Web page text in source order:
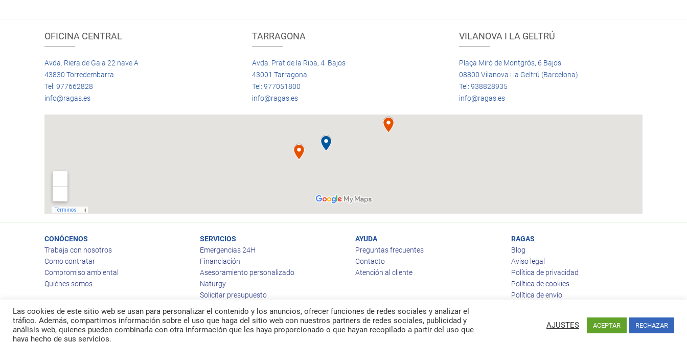
OFICINA CENTRAL
Avda. Riera de Gaia 22 nave A
43830 Torredembarra
Tel: 977662828
info@ragas.es
TARRAGONA
Avda. Prat de la Riba, 4 Bajos
43001 Tarragona
Tel: 977051800
info@ragas.es
VILANOVA I LA GELTRÚ
Plaça Miró de Montgrós, 6 Bajos
08800 Vilanova i la Geltrú (Barcelona)
Tel: 938828935
info@ragas.es
CONÓCENOS
Trabaja con nosotros
Como contratar
Compromiso ambiental
Quiénes somos
SERVICIOS
Emergencias 24H
Financiación
Asesoramiento personalizado
Naturgy
Solicitar presupuesto
AYUDA
Preguntas frecuentes
Contacto
Atención al cliente
RAGAS
Blog
Aviso legal
Política de privacidad
Política de cookies
Política de envío
© 2026Ragas
Las cookies de este sitio web se usan para personalizar el contenido y los anuncios, ofrecer funciones de redes sociales y analizar el
tráfico. Además, compartimos información sobre el uso que haga del sitio web con nuestros partners de redes sociales, publicidad y
análisis web, quienes pueden combinarla con otra información que les haya proporcionado o que hayan recopilado a partir del uso que
haya hecho de sus servicios.
AJUSTES ACEPTAR RECHAZAR